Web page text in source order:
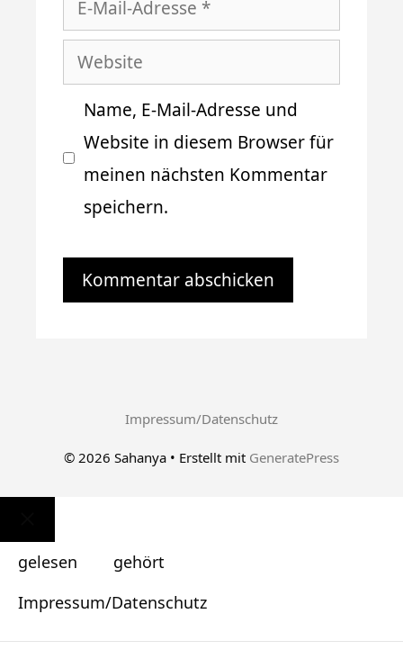
Mail-
Adresse
Website
Name, E-Mail-Adresse und
Website in diesem Browser für
meinen nächsten Kommentar
speichern.
Impressum/Datenschutz
© 2026 Sahanya • Erstellt mit GeneratePress
Schließen
gelesen
gehört
Impressum/Datenschutz